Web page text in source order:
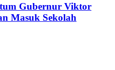
Gubernur Viktor
Masuk Sekolah